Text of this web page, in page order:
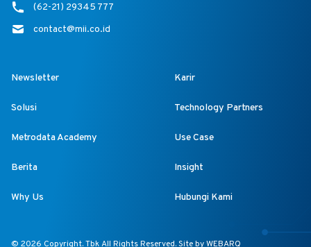
(62-21) 29345 777
contact@mii.co.id
Newsletter Karir
Solusi Technology Partners
Metrodata Academy Use Case
Berita Insight
Why Us Hubungi Kami
© 2026 Copyright. Tbk All Rights Reserved. Site byWEBARQ